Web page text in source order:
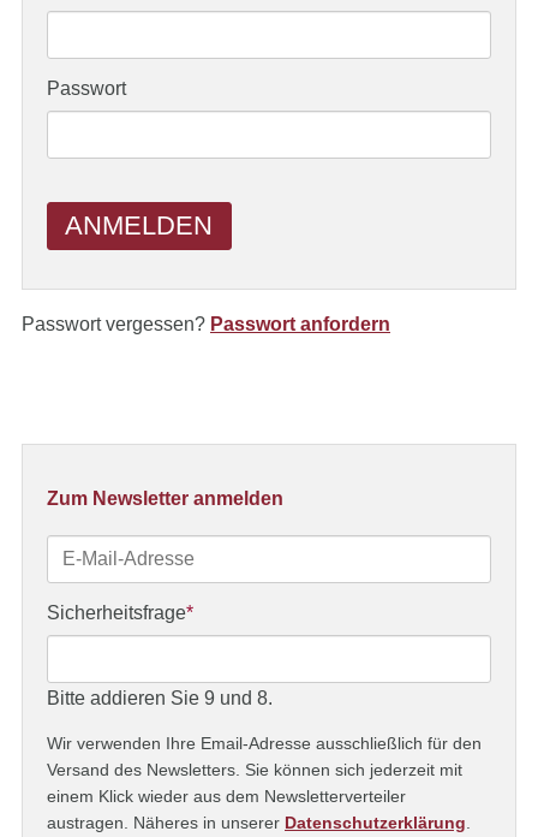
Passwort
ANMELDEN
Passwort vergessen? Passwort anfordern
Zum Newsletter anmelden
E-
Mail-
Adresse
Pflichtfeld
Sicherheitsfrage*
Bitte addieren Sie 9 und 8.
Wir verwenden Ihre Email-Adresse ausschließlich für den
Versand des Newsletters. Sie können sich jederzeit mit
einem Klick wieder aus dem Newsletterverteiler
austragen. Näheres in unserer Datenschutzerklärung